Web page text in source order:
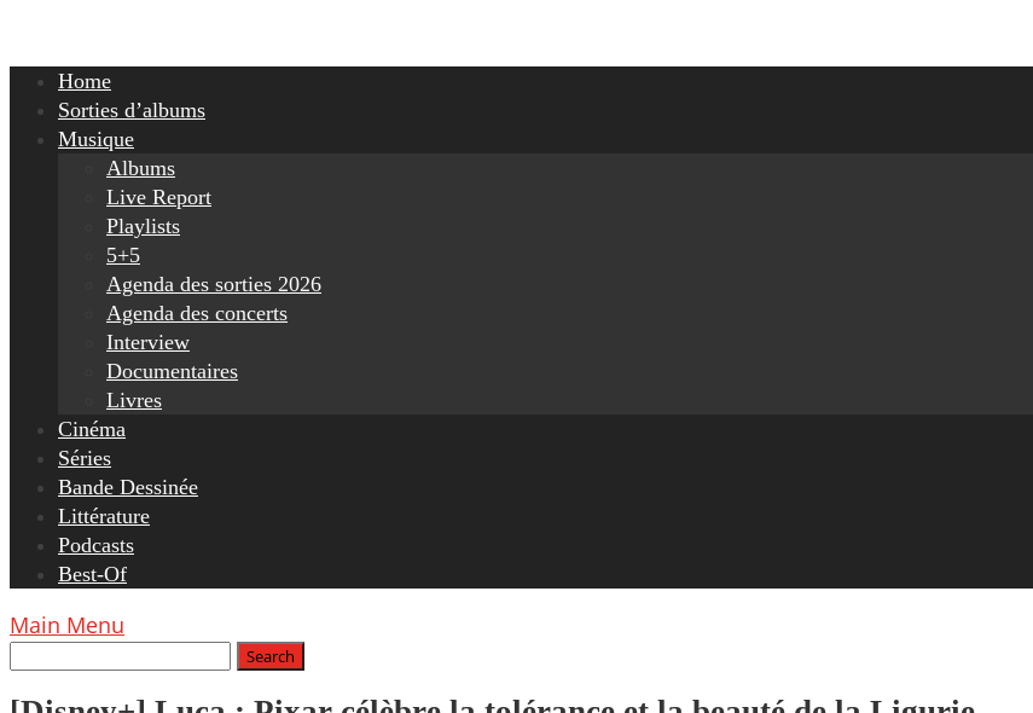
Home
Sorties d’albums
Musique
Albums
Live Report
Playlists
5+5
Agenda des sorties 2026
Agenda des concerts
Interview
Documentaires
Livres
Cinéma
Séries
Bande Dessinée
Littérature
Podcasts
Best-Of
Main Menu